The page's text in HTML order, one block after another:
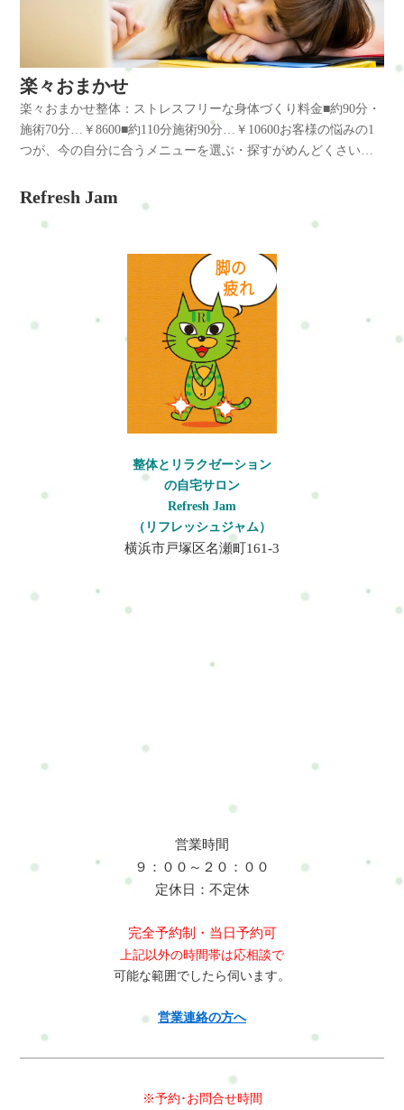
楽々おまかせ
楽々おまかせ整体：ストレスフリーな身体づくり料金■約90分・
施術70分…￥8600■約110分施術90分…￥10600お客様の悩みの1
つが、今の自分に合うメニューを選ぶ・探すがめんどくさい！
たの状態・症状を伺います。その上で軽く全身をチェックしま
す。10分～20分後は私があなた専用の施術内容を考えます。状
の了解を得たら施術開始です。※あなた自身がやって欲しいこ
とをリクエストすることも可能ふくらはぎリフレ・骨盤矯正・
腸もみを入れてなど・・・あなたがする事は◆症状・状態を伝
える。◆施術内容の確認。2つだけです。楽々おまかせであなた
の症状・状態を改善させます。コース・メニューを考えるのが
めんどうなあなたにお勧めです(^^)施術内容例）座骨とふくらは
ぎ辛い90分ボディケア50分＋骨盤矯正20分＋リフレ（ふくらは
ぎメイン）20分例）カラダとココロの疲労70分ボディケア25分
＋リフレ20分＋ドライヘッドスパ25分例）パーツコースをガッ
イヘッドスパ30分この様な本来ないセットメニューを提供する
ことができます。こんな方にお勧め自分の今の状態に合うメニ
ューがわからない･･･。メニュー選びがめんどう。効果的な結果
を得たい。施術内容最初にお客様の今の状態を聞いていきま
す。状態に合わせたメニューを提案します。お客様に内容の説
スタート例）肩こり・ふくらはぎのむくみ・骨盤の歪み有りの
お客様この場合、上半身はボディケア・骨盤矯正を入れ、ふく
ける際は、できるだけ快適な服装でお越しください。厚手の衣
でも上下の着替えをご用意しております。※施術がしにくいと
判断した場合はこちらかを着替えをお願いすることもありま
ｰｽが合うのかわからない･･･(ｰｰ;)そんな時こそ、Refresh Jamの
楽々おまかせがお勧め！！今のお客様の状態をしっかりチェッ
クメインの整体にリフレ・ドライヘッドスパ・骨盤調整などパ
ーツコースを状態により組み込みあなただけのオリジナルコー
スを作成します。今までにない効果を実感でると思います(^^)/
方法はこちらLINE:@mui1682t来店予約フォームオーダーメイド
コースのアンケートですお申し込み方法はこちら
LINE:@mui1682t来店予約フォーム出張予約フォームその他のメ
ンタルボディケアリフレクソロジー コースドライヘッドスパ コ
ース骨盤矯正 コースセットコースお腹すっきり・腸もみ コース
ケアコース産後リセットボディケコース健康寿命を延ばすトレ
Refresh Jam
整体とリラクゼーション
の自宅サロン
Refresh Jam
（リフレッシュジャム）
横浜市戸塚区名瀬町161-3
営業時間
９：００～２０：００
定休日：不定休
完全予約制・当日予約可
上記以外の時間帯は応相談で
可能な範囲でしたら伺います。
営業連絡の方へ
※予約･お問合せ時間